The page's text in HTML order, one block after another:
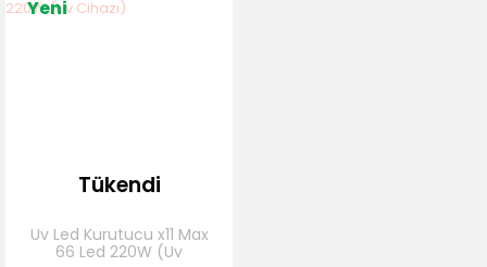
Yeni
Tükendi
Uv Led Kurutucu x11 Max
66 Led 220W (Uv